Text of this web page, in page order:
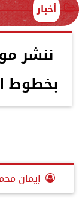
أخبار
ننشر
بخطوط
إيمان